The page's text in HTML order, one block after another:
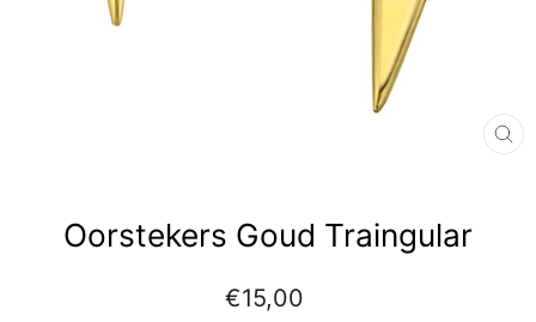
Oorstekers Goud Traingular
€15,00